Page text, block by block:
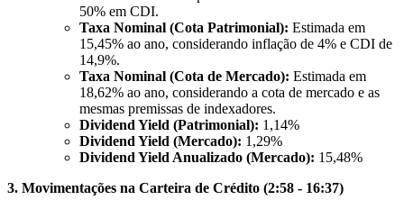
50% em CDI.
Taxa Nominal (Cota Patrimonial): Estimada em
15,45% ao ano, considerando inflação de 4% e CDI de
14,9%.
Taxa Nominal (Cota de Mercado): Estimada em
18,62% ao ano, considerando a cota de mercado e as
mesmas premissas de indexadores.
Dividend Yield (Patrimonial): 1,14%
Dividend Yield (Mercado): 1,29%
Dividend Yield Anualizado (Mercado): 15,48%
3. Movimentações na Carteira de Crédito (2:58 - 16:37)